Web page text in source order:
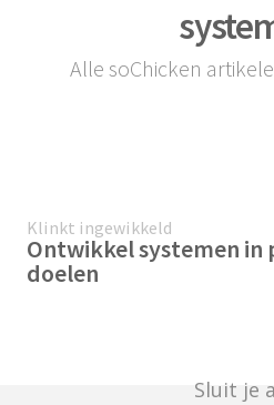
Alle soChicken
Klinkt ingewikkeld
Ontwikkel systemen in
doelen
Sluit je